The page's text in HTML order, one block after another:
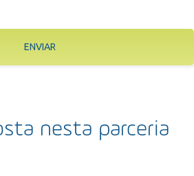
ENVIAR
nesta parceria